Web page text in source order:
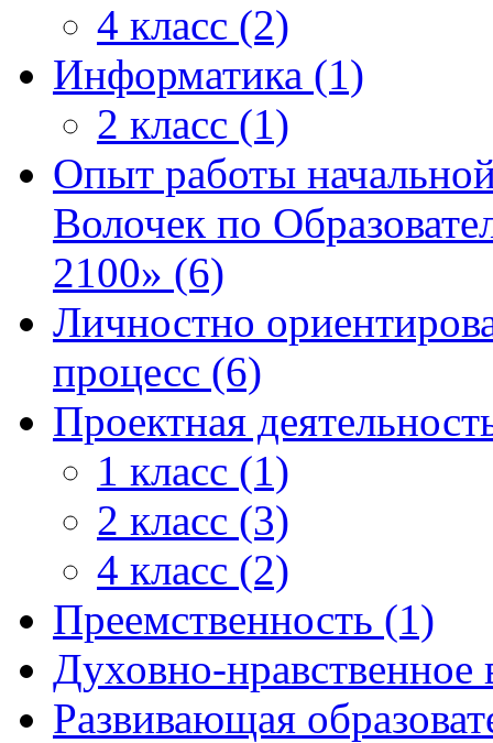
4 класс (2)
Информатика (1)
2 класс (1)
Опыт работы
Волочек по
2100» (6)
Личностно
процесс (6)
Проектная
1 класс (1)
2 класс (3)
4 класс (2)
Преемственность (1)
Духовно-нравственное
Развивающая